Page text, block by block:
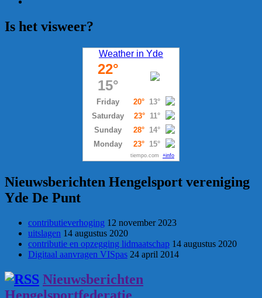
Is het visweer?
Weather in Yde
22°
15°
Friday 20° 13°
Saturday
23°
11°
Sunday
28° 14°
Monday
23° 15°
tiempo.com +info
Nieuwsberichten Hengelsport vereniging
Yde De Punt
contributieverhoging 12 november 2023
uitslagen 14 augustus 2020
contributie en opzegging lidmaatschap 14 augustus 2020
Digitaal aanvragen VISpas 24 april 2014
Nieuwsberichten